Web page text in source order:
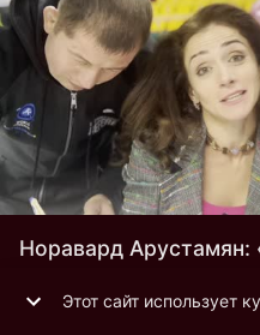
Норавард Арустамян:
свой день рождения
будет выступать наша
Этот сайт использует